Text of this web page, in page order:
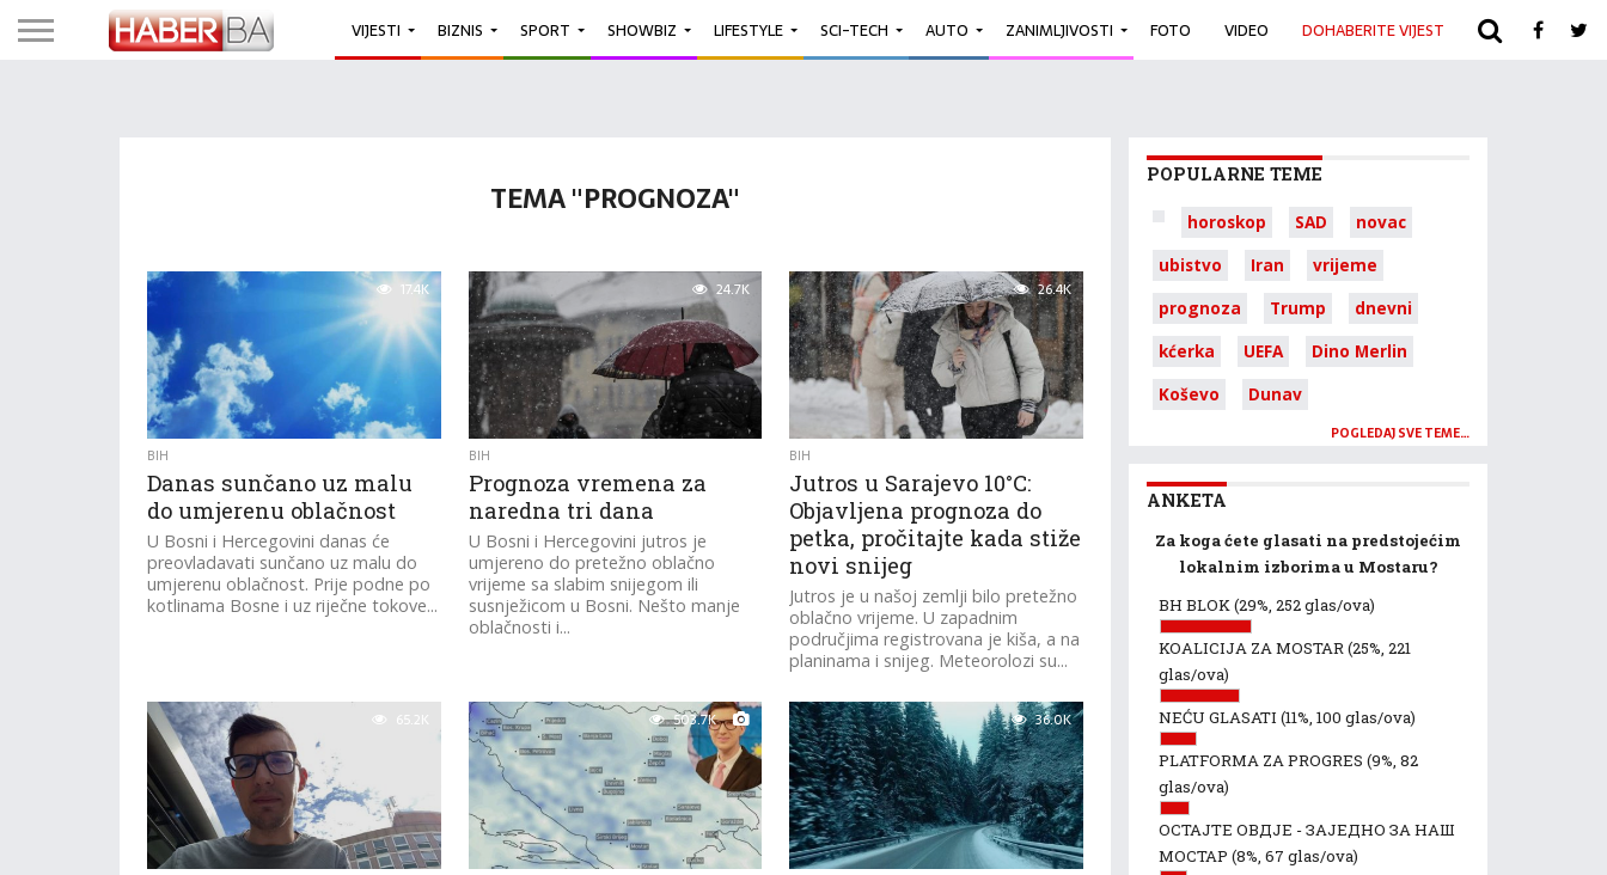
VIJESTI BIZNIS SPORT SHOWBIZ LIFESTYLE SCI-TECH AUTO ZANIMLJIVOSTI FOTO VIDEO DOHABERITE VIJEST ARHIVA
TEMA "PROGNOZA"
17.4K
BIH
Danas sunčano uz malu
do umjerenu oblačnost
U Bosni i Hercegovini danas će
preovladavati sunčano uz malu do
umjerenu oblačnost. Prije podne po
kotlinama Bosne i uz riječne tokove...
24.7K
BIH
Prognoza vremena za
naredna tri dana
U Bosni i Hercegovini jutros je
umjereno do pretežno oblačno
vrijeme sa slabim snijegom ili
susnježicom u Bosni. Nešto manje
oblačnosti i...
26.4K
BIH
Jutros u Sarajevo 10°C:
Objavljena prognoza do
petka, pročitajte kada stiže
novi snijeg
Jutros je u našoj zemlji bilo pretežno
oblačno vrijeme. U zapadnim
područjima registrovana je kiša, a na
planinama i snijeg. Meteorolozi su...
65.2K 503.7K 36.0K
POPULARNE TEME
horoskop SAD
novac
ubistvo
Iran
vrijeme
prognoza
Trump
dnevni
kćerka
UEFA
Dino Merlin
Koševo
Dunav
POGLEDAJ SVE TEME…
ANKETA
Za koga ćete glasati na predstojećim
lokalnim izborima u Mostaru?
BH BLOK(29%, 252 glas/ova)
KOALICIJA ZA MOSTAR(25%, 221
glas/ova)
NEĆU GLASATI (11%, 100 glas/ova)
PLATFORMA ZA PROGRES (9%, 82
glas/ova)
ОСТАЈТЕ ОВДЈЕ - ЗАЈЕДНО ЗА НАШ
МОСТАР (8%, 67 glas/ova)